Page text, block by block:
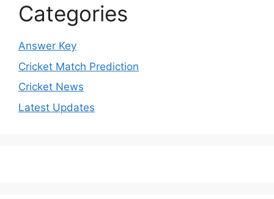
Categories
Answer Key
Cricket Match Prediction
Cricket News
Latest Updates